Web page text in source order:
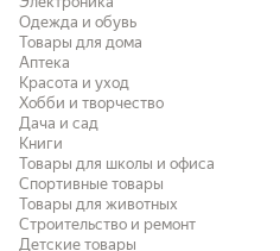
Одежда и обувь
Товары для дома
Аптека
Красота и уход
Хобби и творчество
Дача и сад
Книги
Товары для школы и офиса
Спортивные товары
Товары для животных
Строительство и ремонт
Детские товары